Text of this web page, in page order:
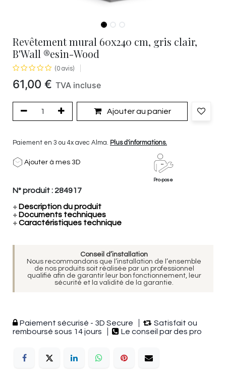
Revêtement mural 60x240 cm, gris clair,
B'Wall ®esin-Wood
(0 avis)
61,00 € TVA incluse
Ajouter au panier
Paiement en 3 ou 4x avec Alma. Plus d'informations.
Ajouter à mes 3D
Pro-pose
N° produit : 284917
+ Description du produit
+ Documents techniques
+Caractéristiques technique
Conseil d’installation
Nous recommandons que l’installation de l’ensemble
de nos produits soit réalisée par un professionnel
qualifié afin de garantir leur bon fonctionnement, leur
sécurité et la validité de la garantie.
Paiement sécurisé - 3D Secure
Satisfait ou
remboursé sous 14 jours
Le conseil par des pro